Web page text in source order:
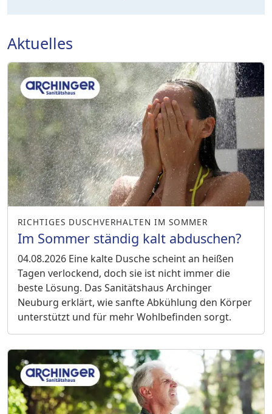
Aktuelles
RICHTIGES DUSCHVERHALTEN IM SOMMER
Im Sommer ständig kalt abduschen?
04.08.2026 Eine kalte Dusche scheint an heißen
Tagen verlockend, doch sie ist nicht immer die
beste Lösung. Das Sanitätshaus Archinger
Neuburg erklärt, wie sanfte Abkühlung den Körper
unterstützt und für mehr Wohlbefinden sorgt.